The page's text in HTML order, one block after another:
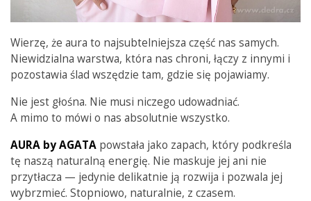
Wierzę, że aura to najsubtelniejsza część nas samych.
Niewidzialna warstwa, która nas chroni, łączy z innymi i
pozostawia ślad wszędzie tam, gdzie się pojawiamy.
Nie jest głośna. Nie musi niczego udowadniać.
A mimo to mówi o nas absolutnie wszystko.
AURA by AGATA powstała jako zapach, który podkreśla
tę naszą naturalną energię. Nie maskuje jej ani nie
przytłacza — jedynie delikatnie ją rozwija i pozwala jej
wybrzmieć. Stopniowo, naturalnie, z czasem.